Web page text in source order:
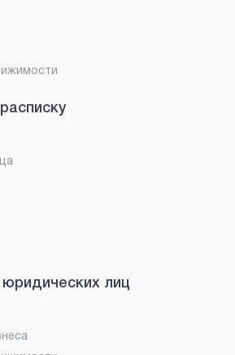
лиц